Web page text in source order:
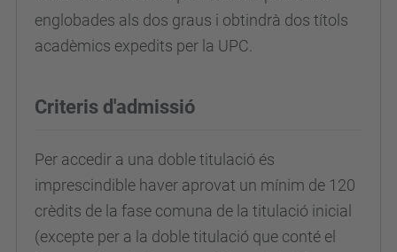
englobades als dos graus i obtindrà dos títols
acadèmics expedits per la UPC.
Criteris d'admissió
Per accedir a una doble titulació és
imprescindible haver aprovat un mínim de 120
crèdits de la fase comuna de la titulació inicial
(excepte per a la doble titulació que conté el